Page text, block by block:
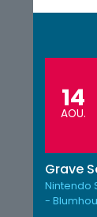
14
AOU.
Grave
Nintendo
-